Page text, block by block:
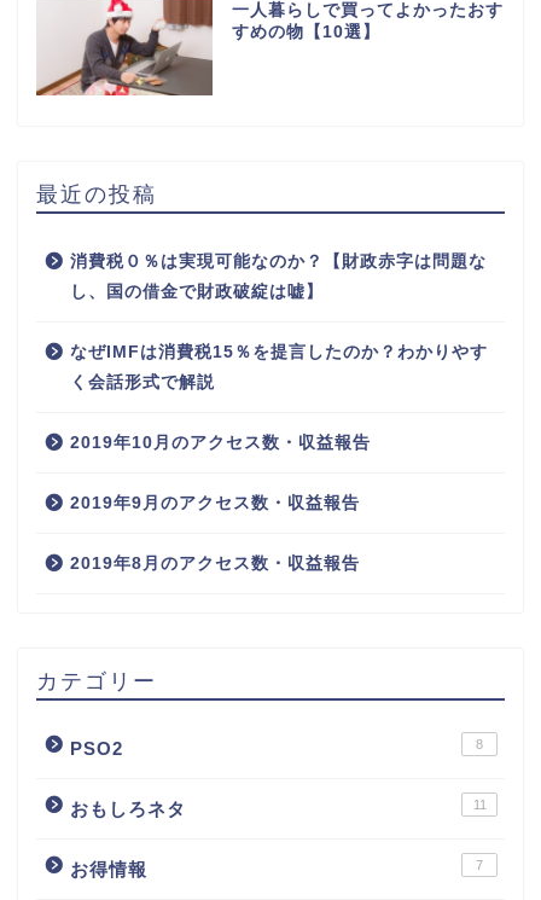
一人暮らしで買ってよかったおす
すめの物【10選】
最近の投稿
消費税０％は実現可能なのか？【財政赤字は問題な
し、国の借金で財政破綻は嘘】
なぜIMFは消費税15％を提言したのか？わかりやす
く会話形式で解説
2019年10月のアクセス数・収益報告
2019年9月のアクセス数・収益報告
2019年8月のアクセス数・収益報告
カテゴリー
PSO2 8
おもしろネタ 11
お得情報 7